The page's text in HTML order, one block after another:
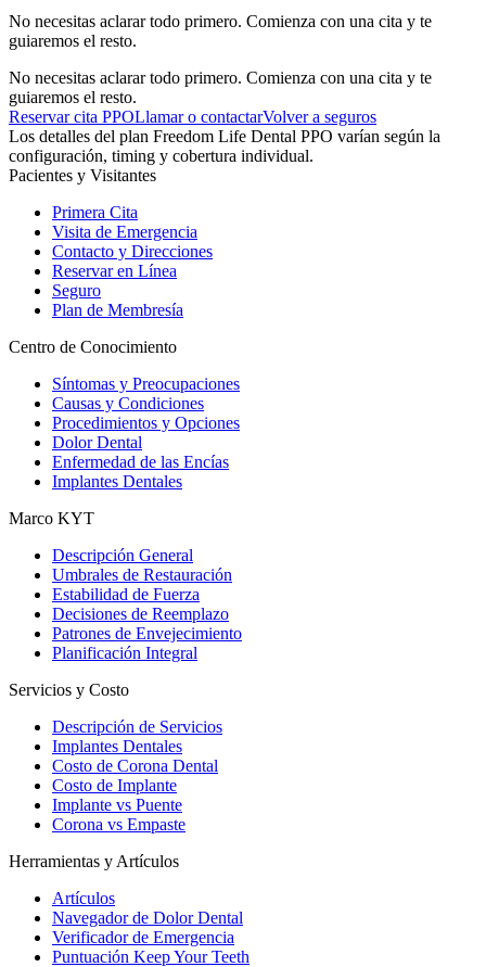
No necesitas aclarar todo primero. Comienza con una cita y te
guiaremos el resto.
No necesitas aclarar todo primero. Comienza con una cita y te
guiaremos el resto.
Reservar cita PPOLlamar o contactarVolver a seguros
Los detalles del plan Freedom Life Dental PPO varían según la
configuración, timing y cobertura individual.
Pacientes y Visitantes
Primera Cita
Visita de Emergencia
Contacto y Direcciones
Reservar en Línea
Seguro
Plan de Membresía
Centro de Conocimiento
Síntomas y Preocupaciones
Causas y Condiciones
Procedimientos y Opciones
Dolor Dental
Enfermedad de las Encías
Implantes Dentales
Marco KYT
Descripción General
Umbrales de Restauración
Estabilidad de Fuerza
Decisiones de Reemplazo
Patrones de Envejecimiento
Planificación Integral
Servicios y Costo
Descripción de Servicios
Implantes Dentales
Costo de Corona Dental
Costo de Implante
Implante vs Puente
Corona vs Empaste
Herramientas y Artículos
Artículos
Navegador de Dolor Dental
Verificador de Emergencia
Puntuación Keep Your Teeth